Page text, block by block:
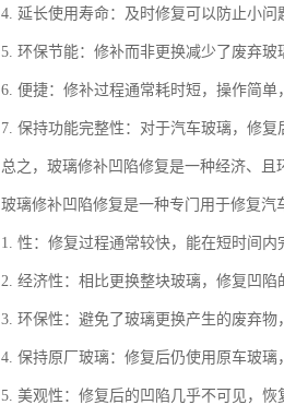
4. 延长使用寿命：及时修复可以防止小问
5. 环保节能：修补而非更换减少了废弃玻
6. 便捷：修补过程通常耗时短，操作简单
7. 保持功能完整性：对于汽车玻璃，修
总之，玻璃修补凹陷修复是一种经济、且
玻璃修补凹陷修复是一种专门用于修复汽
1. 性：修复过程通常较快，能在短时间内
2. 经济性：相比更换整块玻璃，修复凹陷
3. 环保性：避免了玻璃更换产生的废弃物
4. 保持原厂玻璃：修复后仍使用原车玻璃
5. 美观性：修复后的凹陷几乎不可见，恢